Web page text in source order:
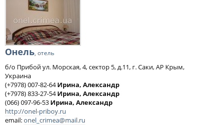
Онель, отель
б/о Прибой ул. Морская, 4, сектор 5, д.11, г. Саки, АР Крым,
Украина
(+7978) 007-82-64Ирина, Александр
(+7978) 833-27-54Ирина, Александр
(066) 097-96-53 Ирина, Александр
http://onel-priboy.ru
email:onel_crimea@mail.ru